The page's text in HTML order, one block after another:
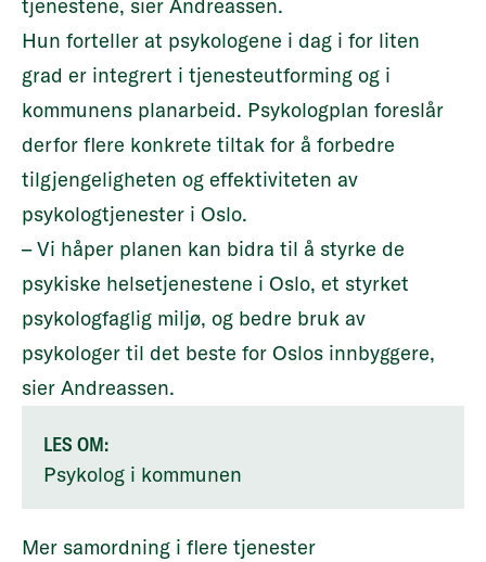
tjenestene, sier Andreassen.
Hun forteller at psykologene i dag i for liten
grad er integrert i tjenesteutforming og i
kommunens planarbeid. Psykologplan foreslår
derfor flere konkrete tiltak for å forbedre
tilgjengeligheten og effektiviteten av
psykologtjenester i Oslo.
– Vi håper planen kan bidra til å styrke de
psykiske helsetjenestene i Oslo, et styrket
psykologfaglig miljø, og bedre bruk av
psykologer til det beste for Oslos innbyggere,
sier Andreassen.
LES OM:
Psykolog i kommunen
Mer samordning i flere tjenester